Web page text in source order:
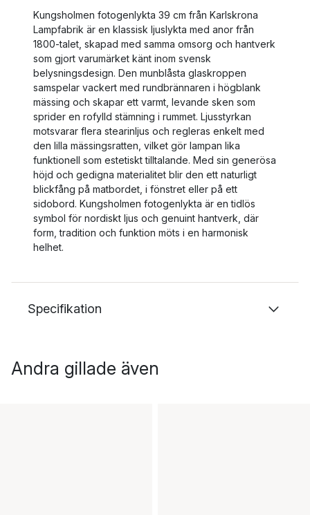
Kungsholmen fotogenlykta 39 cm från Karlskrona
Lampfabrik är en klassisk ljuslykta med anor från
1800-talet, skapad med samma omsorg och hantverk
som gjort varumärket känt inom svensk
belysningsdesign. Den munblåsta glaskroppen
samspelar vackert med rundbrännaren i högblank
mässing och skapar ett varmt, levande sken som
sprider en rofylld stämning i rummet. Ljusstyrkan
motsvarar flera stearinljus och regleras enkelt med
den lilla mässingsratten, vilket gör lampan lika
funktionell som estetiskt tilltalande. Med sin generösa
höjd och gedigna materialitet blir den ett naturligt
blickfång på matbordet, i fönstret eller på ett
sidobord. Kungsholmen fotogenlykta är en tidlös
symbol för nordiskt ljus och genuint hantverk, där
form, tradition och funktion möts i en harmonisk
helhet.
Specifikation
Andra gillade även